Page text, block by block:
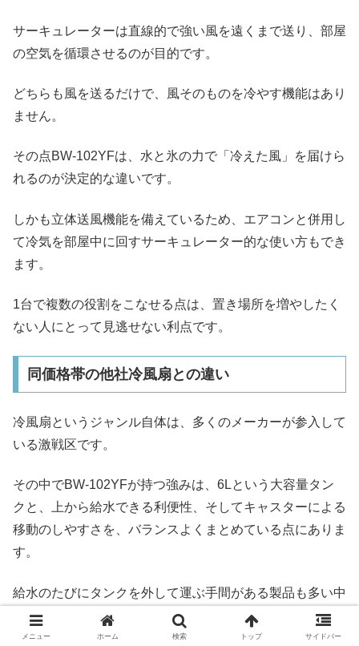
サーキュレーターは直線的で強い風を遠くまで送り、部屋
の空気を循環させるのが目的です。
どちらも風を送るだけで、風そのものを冷やす機能はあり
ません。
その点BW-102YFは、水と氷の力で「冷えた風」を届けら
れるのが決定的な違いです。
しかも立体送風機能を備えているため、エアコンと併用し
て冷気を部屋中に回すサーキュレーター的な使い方もでき
ます。
1台で複数の役割をこなせる点は、置き場所を増やしたく
ない人にとって見逃せない利点です。
同価格帯の他社冷風扇との違い
冷風扇というジャンル自体は、多くのメーカーが参入して
いる激戦区です。
その中でBW-102YFが持つ強みは、6Lという大容量タン
クと、上から給水できる利便性、そしてキャスターによる
移動のしやすさを、バランスよくまとめている点にありま
す。
給水のたびにタンクを外して運ぶ手間がある製品も多い中
で、立ったまま上から水を足せる設計は日々の使い勝手を
大きく左右します。
メニュー ホーム 検索 トップ サイドバー